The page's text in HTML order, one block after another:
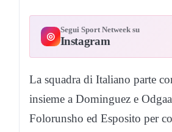
◎
Segui Sport Netweek su
Instagram
La squadra di Italiano parte
insieme a Dominguez e
Folorunsho ed Esposito per